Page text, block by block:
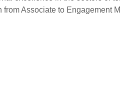
Associate to Engagement